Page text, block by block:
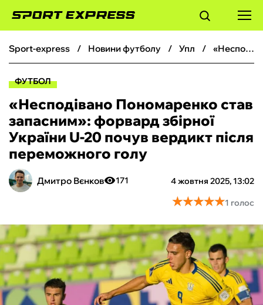
ФУТБОЛ
БОКС
ХОКЕЙ
ТЕНІС
КІБЕРСПОРТ
ЧС-2026
ФУТЗАЛ
sport-express новини футболу упл «Несподівано Пономаренко став запасним»: форвард збірної України U-20 почув вердикт після переможного голу
ФУТБОЛ
«Несподівано Пономаренко став
запасним»: форвард збірної
України U-20 почув вердикт після
переможного голу
Дмитро Вєнков 4 жовтня 2025, 13:02
171
★★★★★
★★★★★1 голос